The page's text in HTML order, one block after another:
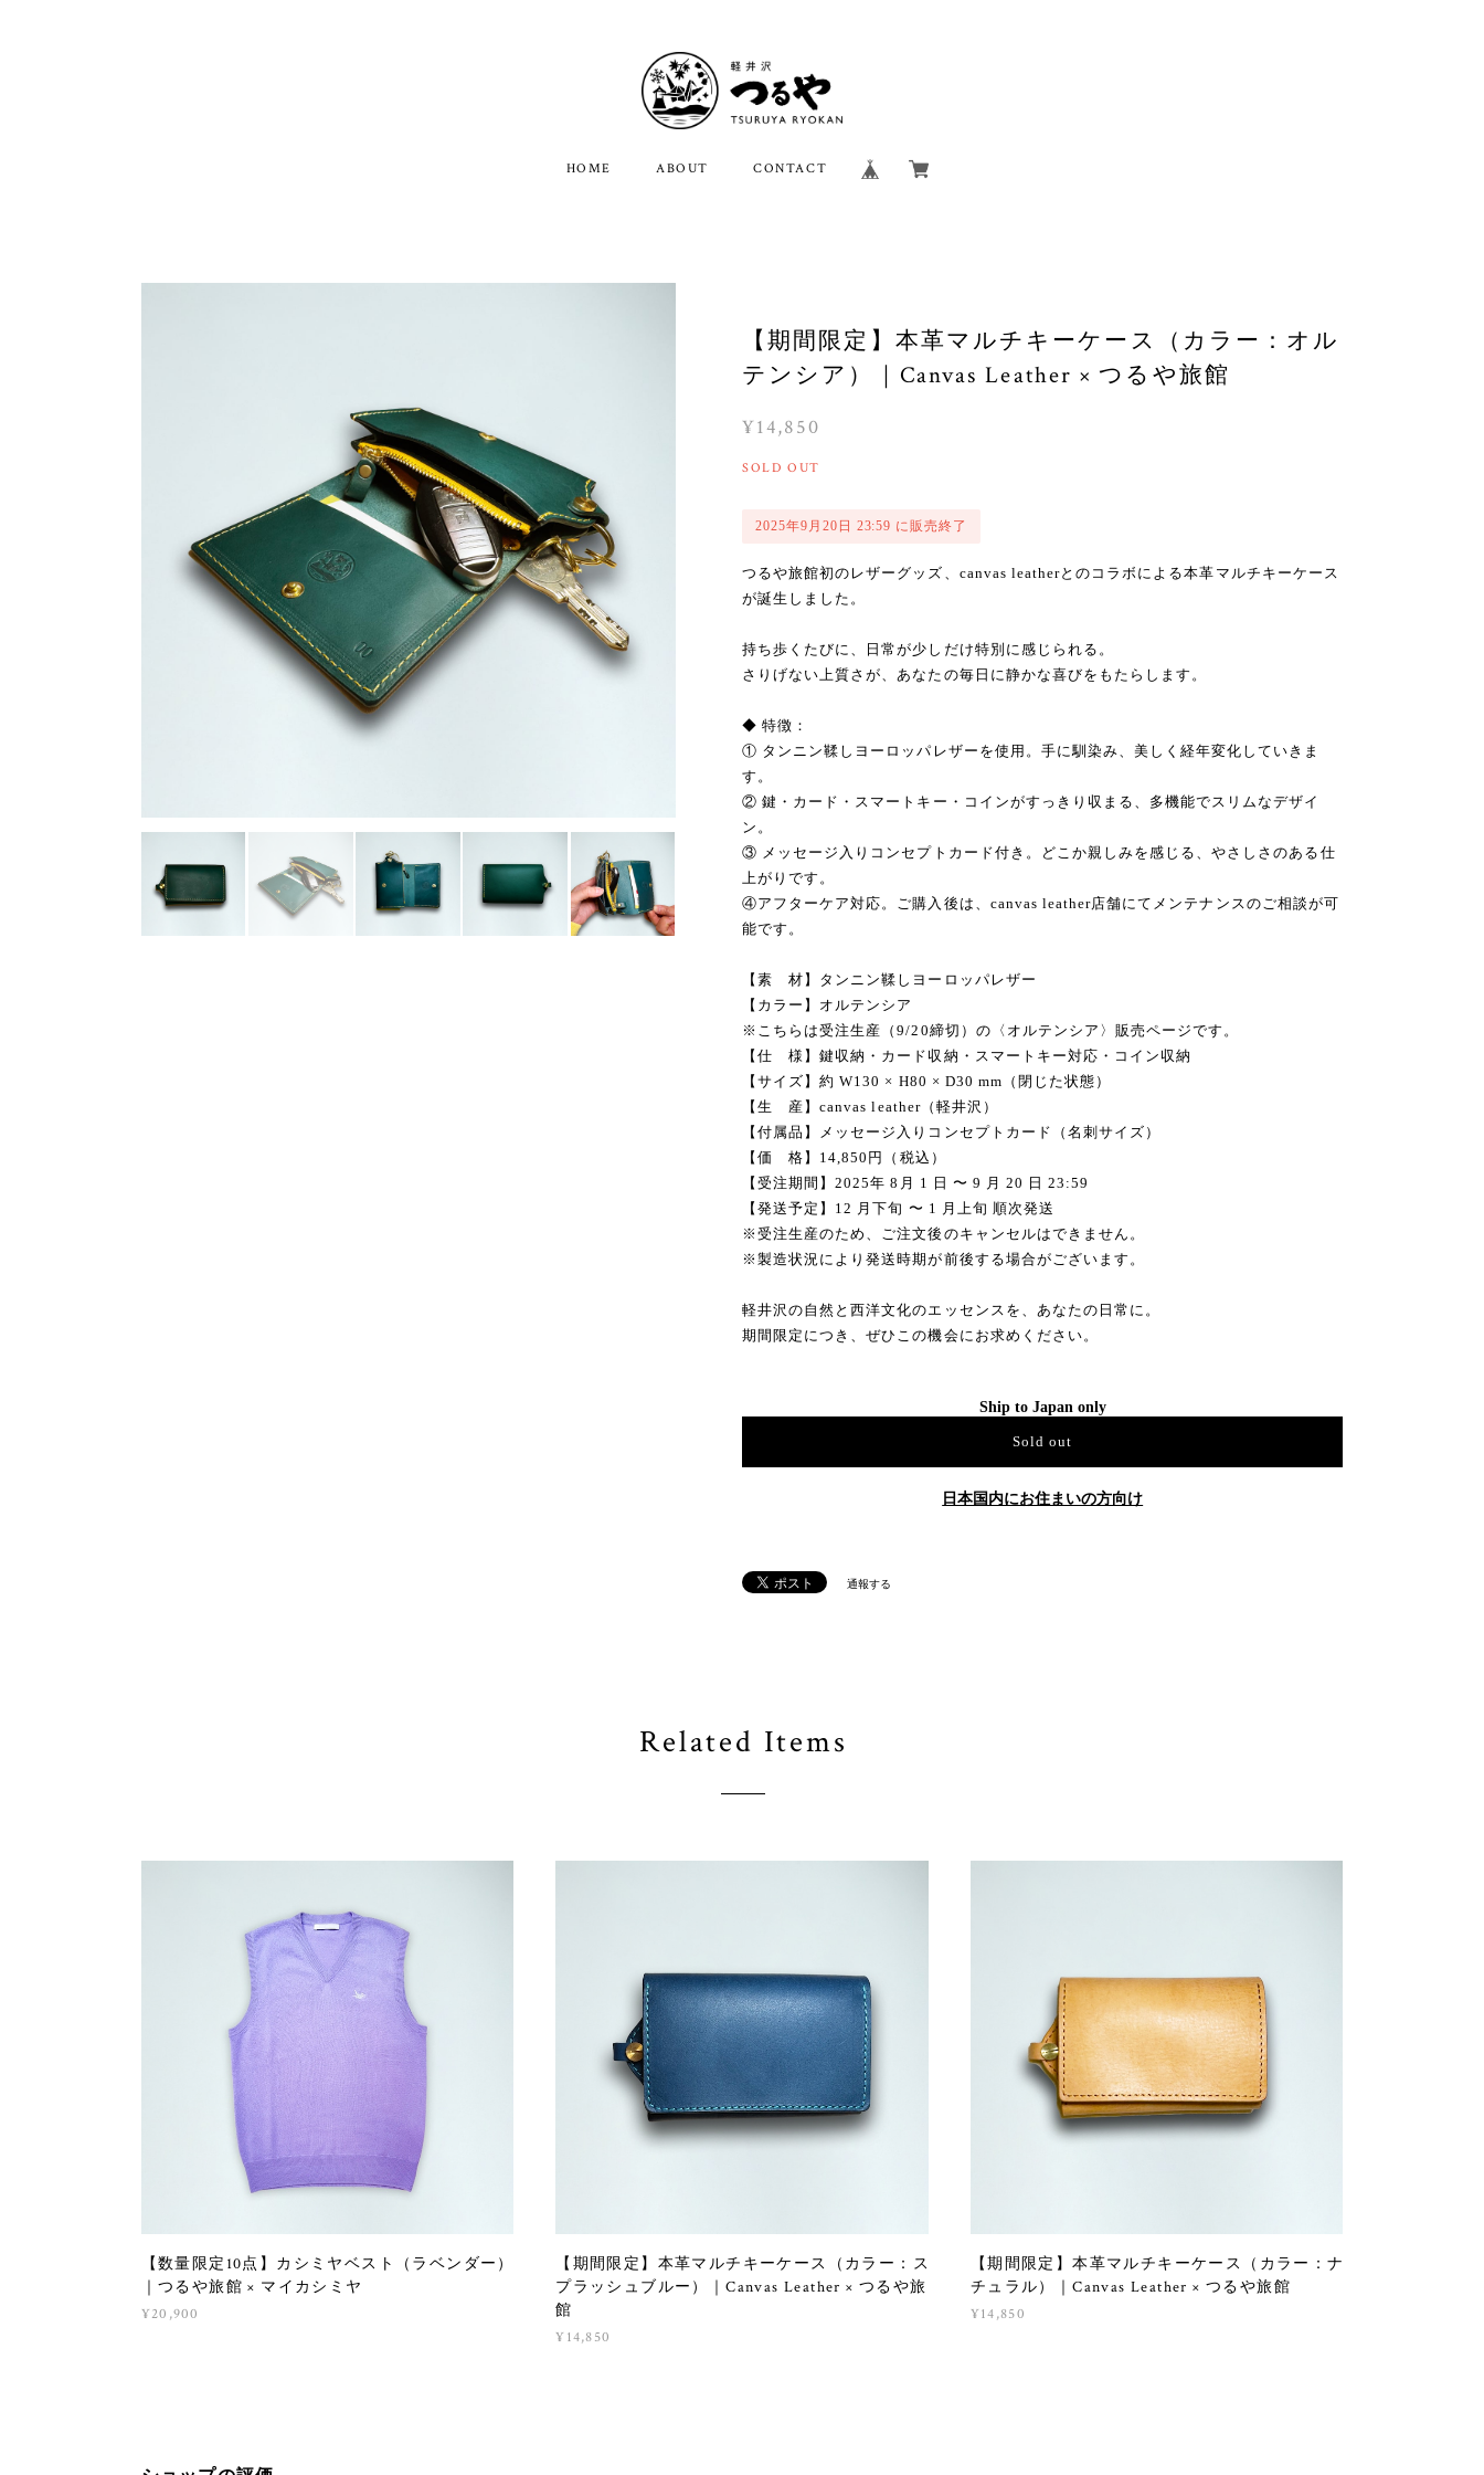
HOME ABOUT CONTACT
【期間限定】本革マルチキーケース（カラー：オル
テンシア）｜Canvas Leather × つるや旅館
¥14,850
SOLD OUT
2025年9月20日 23:59 に販売終了
つるや旅館初のレザーグッズ、canvas leatherとのコラボによる本革マルチキーケース
が誕生しました。
持ち歩くたびに、日常が少しだけ特別に感じられる。
さりげない上質さが、あなたの毎日に静かな喜びをもたらします。
◆ 特徴：
① タンニン鞣しヨーロッパレザーを使用。手に馴染み、美しく経年変化していきま
す。
② 鍵・カード・スマートキー・コインがすっきり収まる、多機能でスリムなデザイ
ン。
③ メッセージ入りコンセプトカード付き。どこか親しみを感じる、やさしさのある仕
上がりです。
④アフターケア対応。ご購入後は、canvas leather店舗にてメンテナンスのご相談が可
能です。
【素 材】タンニン鞣しヨーロッパレザー
【カラー】オルテンシア
※こちらは受注生産（9/20締切）の〈オルテンシア〉販売ページです。
【仕 様】鍵収納・カード収納・スマートキー対応・コイン収納
【サイズ】約 W130 × H80 × D30 mm（閉じた状態）
【生 産】canvas leather（軽井沢）
【付属品】メッセージ入りコンセプトカード（名刺サイズ）
【価 格】14,850円（税込）
【受注期間】2025年 8月 1 日 〜 9 月 20 日 23:59
【発送予定】12 月下旬 〜 1 月上旬 順次発送
※受注生産のため、ご注文後のキャンセルはできません。
※製造状況により発送時期が前後する場合がございます。
軽井沢の自然と西洋文化のエッセンスを、あなたの日常に。
期間限定につき、ぜひこの機会にお求めください。
Ship to Japan only
Sold out
日本国内にお住まいの方向け
通報する
Related Items
【数量限定10点】カシミヤベスト（ラベンダー）
｜つるや旅館 × マイカシミヤ
¥20,900
【期間限定】本革マルチキーケース（カラー：ス
プラッシュブルー）｜Canvas Leather × つるや旅
館
¥14,850
【期間限定】本革マルチキーケース（カラー：ナ
チュラル）｜Canvas Leather × つるや旅館
¥14,850